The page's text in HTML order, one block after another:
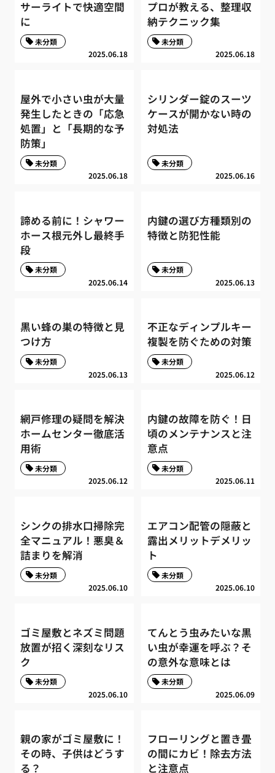
サーライトで快適空間
に
2025.06.18
未分類
プロが教える、整理収
納テクニック集
2025.06.18
未分類
屋外で小さい虫が大量
発生したときの「応急
処置」と「長期的な予
防策」
2025.06.18
未分類
シリンダー錠のスーツ
ケースが開かない時の
対処法
2025.06.16
未分類
諦める前に！シャワー
ホース根元外し最終手
段
2025.06.14
未分類
内鍵の選び方種類別の
特徴と防犯性能
2025.06.13
未分類
黒い蜂の巣の特徴と見
つけ方
2025.06.13
未分類
不正なディンプルキー
複製を防ぐための対策
2025.06.12
未分類
網戸修理の疑問を解決
ホームセンター徹底活
用術
2025.06.12
未分類
内鍵の故障を防ぐ！日
頃のメンテナンスと注
意点
2025.06.11
未分類
シンクの排水口掃除完
全マニュアル！悪臭＆
詰まりを解消
2025.06.10
未分類
エアコン配管の隠蔽と
露出メリットデメリッ
ト
2025.06.10
未分類
ゴミ屋敷とネズミ問題
放置が招く深刻なリス
ク
2025.06.10
未分類
てんとう虫みたいな黒
い虫が幸運を呼ぶ？そ
の意外な意味とは
2025.06.09
未分類
親の家がゴミ屋敷に！
その時、子供はどうす
る？
フローリングと置き畳
の間にカビ！除去方法
と注意点